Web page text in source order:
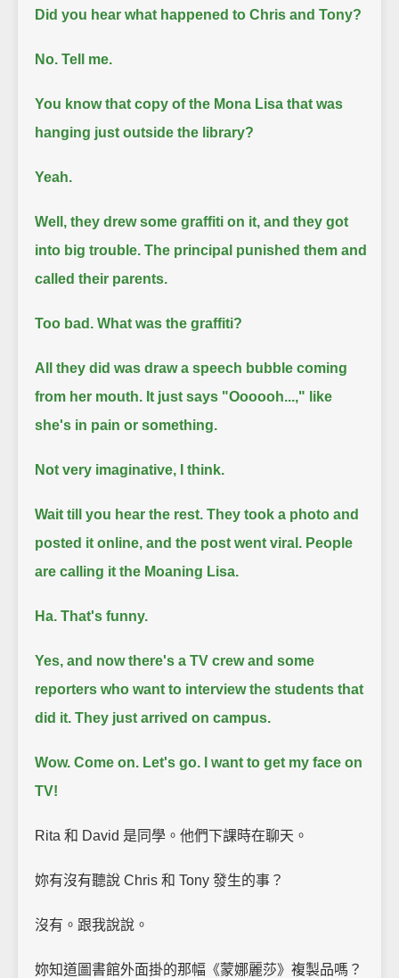
Did you hear what happened to Chris and Tony?
No. Tell me.
You know that copy of the Mona Lisa that was
hanging just outside the library?
Yeah.
Well, they drew some graffiti on it, and they got
into big trouble. The principal punished them and
called their parents.
Too bad. What was the graffiti?
All they did was draw a speech bubble coming
from her mouth. It just says "Oooooh...," like
she's in pain or something.
Not very imaginative, I think.
Wait till you hear the rest. They took a photo and
posted it online, and the post went viral. People
are calling it the Moaning Lisa.
Ha. That's funny.
Yes, and now there's a TV crew and some
reporters who want to interview the students that
did it. They just arrived on campus.
Wow. Come on. Let's go.
I want to get my face on
TV!
Rita 和 David 是同學。他們下課時在聊天。
妳有沒有聽說 Chris 和 Tony 發生的事？
沒有。跟我說說。
妳知道圖書館外面掛的那幅《蒙娜麗莎》複製品嗎？